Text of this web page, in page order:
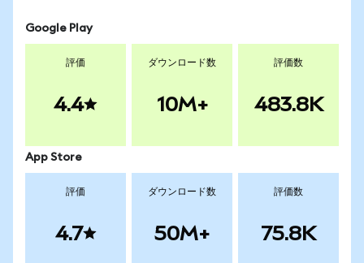
Google Play
評価
4.4
ダウンロード数
10M+
評価数
483.8K
App Store
評価
4.7
ダウンロード数
50M+
評価数
75.8K